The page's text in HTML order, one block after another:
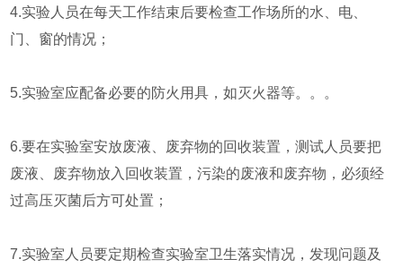
4.实验人员在每天工作结束后要检查工作场所的水、电、
门、窗的情况；
5.实验室应配备必要的防火用具，如灭火器等。。。
6.要在实验室安放废液、废弃物的回收装置，测试人员要把
废液、废弃物放入回收装置，污染的废液和废弃物，必须经
过高压灭菌后方可处置；
7.实验室人员要定期检查实验室卫生落实情况，发现问题及